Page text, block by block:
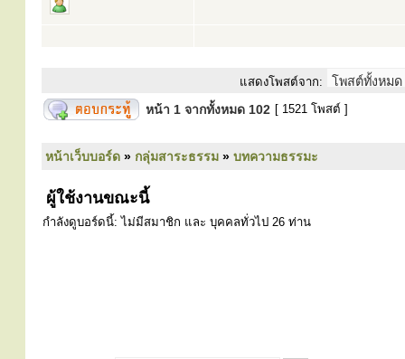
แสดงโพสต์จาก:
หน้า 1 จากทั้งหมด 102 [ 1521 โพสต์ ]
หน้าเว็บบอร์ด » กลุ่มสาระธรรม » บทความธรรมะ
ผู้ใช้งานขณะนี้
กำลังดูบอร์ดนี้: ไม่มีสมาชิก และ บุคคลทั่วไป 26 ท่าน